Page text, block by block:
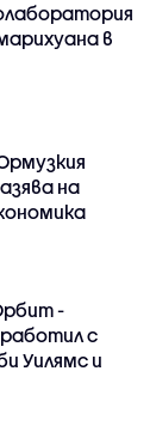
в
на
-
с
Уилямс и